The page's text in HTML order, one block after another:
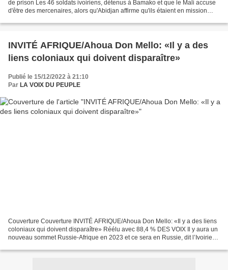
de prison Les 46 soldats ivoiriens, détenus à Bamako et que le Mali accuse
d'être des mercenaires, alors qu'Abidjan affirme qu'ils étaient en mission
INVITÉ AFRIQUE/Ahoua Don Mello: «Il y a des
liens coloniaux qui doivent disparaître»
Publié le 15/12/2022 à 21:10
Par LA VOIX DU PEUPLE
Couverture Couverture INVITÉ AFRIQUE/Ahoua Don Mello: «Il y a des liens
coloniaux qui doivent disparaître» Réélu avec 88,4 % DES VOIX Il y aura un
nouveau sommet Russie-Afrique en 2023 et ce sera en Russie, dit l’Ivoirien